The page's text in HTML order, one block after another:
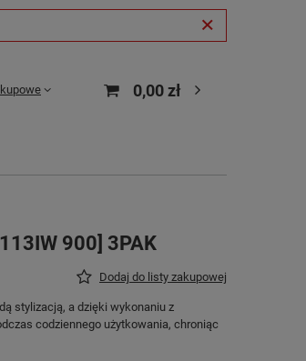
0,00 zł
900] 3PAK
Dodaj do listy zakupowej
stylizacją, a dzięki wykonaniu z
codziennego użytkowania, chroniąc